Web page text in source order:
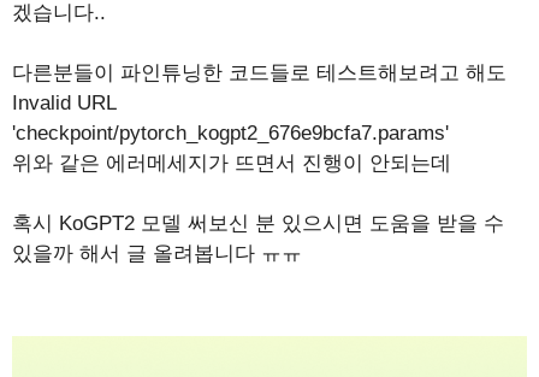
겠습니다..
다른분들이 파인튜닝한 코드들로 테스트해보려고 해도
Invalid URL
'checkpoint/pytorch_kogpt2_676e9bcfa7.params'
위와 같은 에러메세지가 뜨면서 진행이 안되는데
혹시 KoGPT2 모델 써보신 분 있으시면 도움을 받을 수
있을까 해서 글 올려봅니다 ㅠㅠ